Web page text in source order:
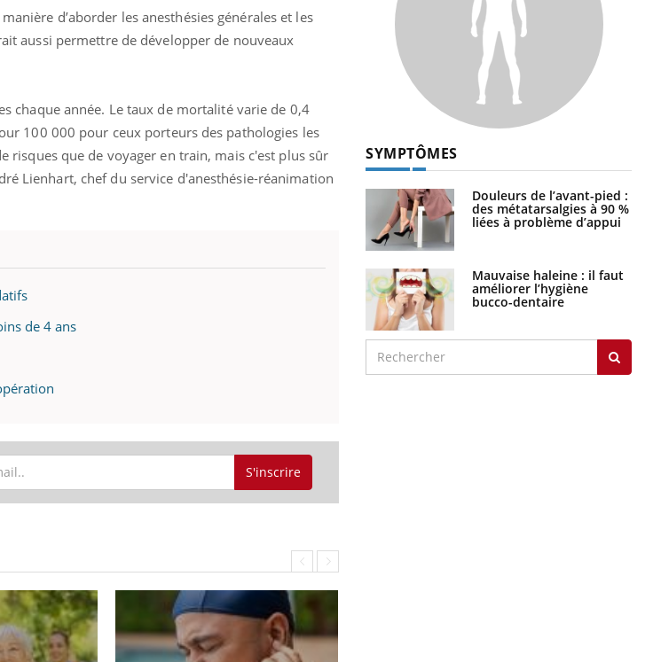
d’aborder les anesthésies générales et les
aussi permettre de développer de nouveaux
chaque année. Le taux de mortalité varie de 0,4
100 000 pour ceux porteurs des pathologies les
risques que de voyager en train, mais c'est plus sûr
Lienhart, chef du service d'anesthésie-réanimation
de 4 ans
S'inscrire
SYMPTÔMES
Douleurs de l’avant-pied :
des métatarsalgies à 90 %
liées à problème d’appui
Mauvaise haleine : il faut
améliorer l’hygiène
bucco-dentaire